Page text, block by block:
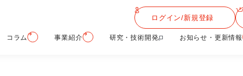
ログイン/新規登録
コラム 事業紹介 研究・技術開発 お知らせ・更新情報